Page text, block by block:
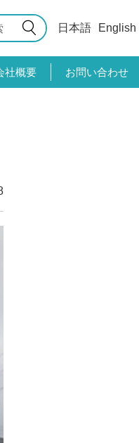
日本語 English
社概要 お問い合わせ